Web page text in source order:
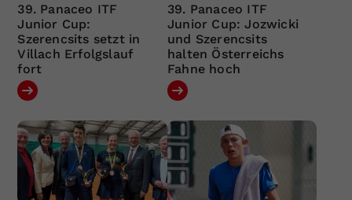
39. Panaceo ITF
Junior Cup:
Szerencsits setzt in
Villach Erfolgslauf
fort
39. Panaceo ITF
Junior Cup: Jozwicki
und Szerencsits
halten Österreichs
Fahne hoch